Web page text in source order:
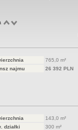
765,0 m²
najmu
26 392 PLN
143,0 m²
działki
300 m²